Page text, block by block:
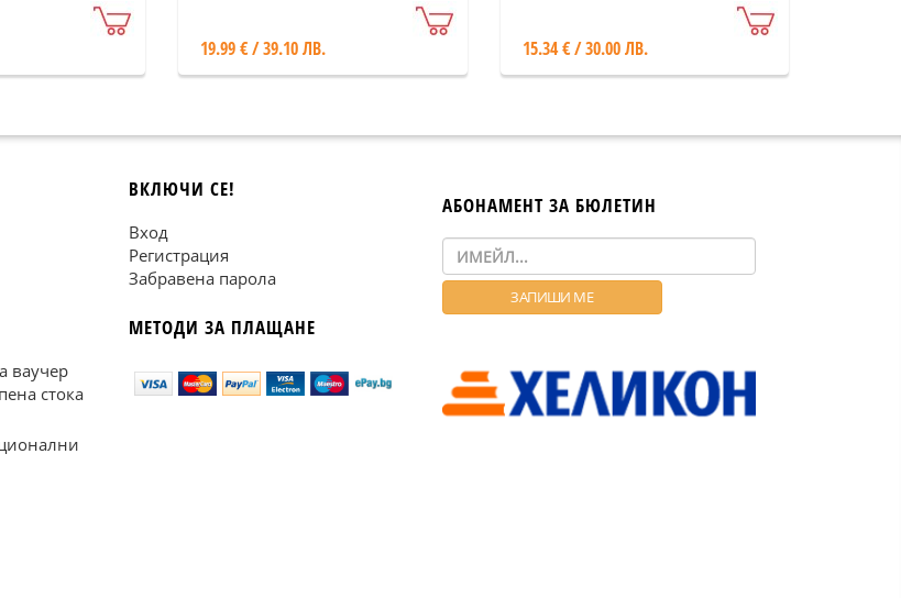
19.99 € / 39.10 ЛВ. 15.34 € / 30.00 ЛВ.
ваучер
стока
ВКЛЮЧИ СЕ!
Вход
Регистрация
Забравена парола
МЕТОДИ ЗА ПЛАЩАНЕ
АБОНАМЕНТ ЗА БЮЛЕТИН